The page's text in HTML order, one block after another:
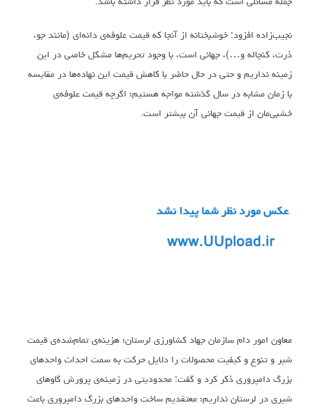
نجیب‌زاده افزود: خوشبختانه از آنجا که قیمت علوفه‌ی دانه‌ای (مانند جو،
ذرت، کنجاله و…)، جهانی است، با وجود تحریم‌ها مشکل خاصی در این
زمینه نداریم و حتی در حال حاضر با کاهش قیمت این نهاده‌ها در مقایسه
با زمان مشابه در سال گذشته مواجه هستیم؛ اگرچه قیمت علوفه‌ی
خشبی‌مان از قیمت جهانی آن بیشتر است.
معاون امور دام سازمان جهاد کشاورزی لرستان؛ هزینه‌ی تمام‌شده‌ی قیمت
شیر و تنوع و کیفیت محصولات را دلایل حرکت به سمت احداث واحدهای
بزرگ دامپروری ذکر کرد و گفت: محدودیتی در زمینه‌ی پرورش گاوهای
شیری در لرستان نداریم؛ معتقدیم ساخت واحدهای بزرگ دامپروری باعث